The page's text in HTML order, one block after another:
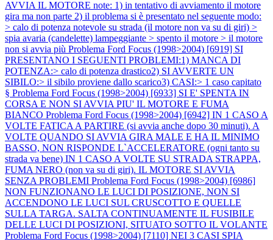
AVVIA IL MOTORE note: 1) in tentativo di avviamento il motore
gira ma non parte 2) il problema si è presentato nel seguente modo:
> calo di potenza notevole su strada (il motore non va su di giri) >
spia avaria (candelette) lampeggiante > spento il motore > il motore
non si avvia più Problema Ford Focus (1998>2004) [6919] SI
PRESENTANO I SEGUENTI PROBLEMI:1) MANCA DI
POTENZA:> calo di potenza drastico2) SI AVVERTE UN
SIBILO:> il sibilo proviene dallo scarico3) CASI:> 1 caso capitato
§ Problema Ford Focus (1998>2004) [6933] SI E' SPENTA IN
CORSA E NON SI AVVIA PIU' IL MOTORE E FUMA
BIANCO Problema Ford Focus (1998>2004) [6942] IN 1 CASO A
VOLTE FATICA A PARTIRE (si avvia anche dopo 30 minuti). A
VOLTE QUANDO SI AVVIA GIRA MALE E HA IL MINIMO
BASSO, NON RISPONDE L`ACCELERATORE (ogni tanto su
strada va bene) IN 1 CASO A VOLTE SU STRADA STRAPPA,
FUMA NERO (non va su di giri). IL MOTORE SI AVVIA
SENZA PROBLEMI Problema Ford Focus (1998>2004) [6986]
NON FUNZIONANO LE LUCI DI POSIZIONE, NON SI
ACCENDONO LE LUCI SUL CRUSCOTTO E QUELLE
SULLA TARGA. SALTA CONTINUAMENTE IL FUSIBILE
DELLE LUCI DI POSIZIONI, SITUATO SOTTO IL VOLANTE
Problema Ford Focus (1998>2004) [7110] NEI 3 CASI SPIA